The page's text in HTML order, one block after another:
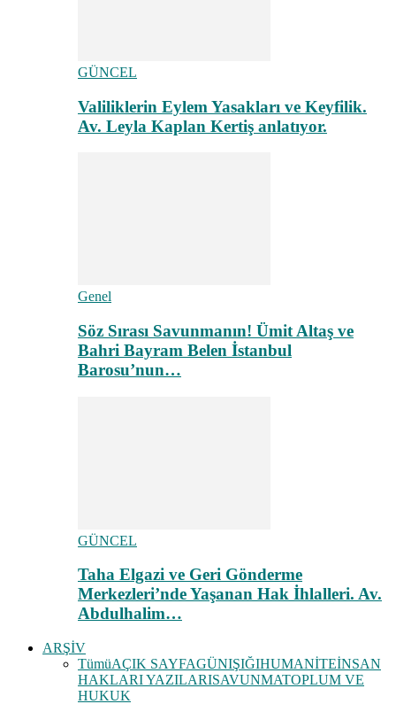
GÜNCEL
Valiliklerin Eylem Yasakları ve Keyfilik.
Av. Leyla Kaplan Kertiş anlatıyor.
Genel
Söz Sırası Savunmanın! Ümit Altaş ve
Bahri Bayram Belen İstanbul
Barosu’nun…
GÜNCEL
Taha Elgazi ve Geri Gönderme
Merkezleri’nde Yaşanan Hak İhlalleri. Av.
Abdulhalim…
ARŞİV
TümüAÇIK SAYFAGÜNIŞIĞIHUMANİTEİNSAN
HAKLARI YAZILARISAVUNMATOPLUM VE
HUKUK